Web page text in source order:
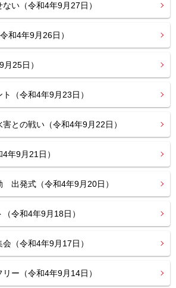
い（令和4年9月27日）
和4年9月26日）
25日）
（令和4年9月23日）
との戦い（令和4年9月22日）
年9月21日）
出発式（令和4年9月20日）
令和4年9月18日）
（令和4年9月17日）
ー（令和4年9月14日）